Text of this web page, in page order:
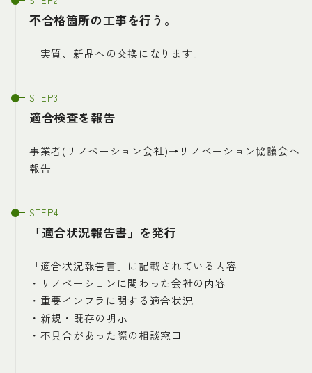
不合格箇所の工事を行う。
実質、新品への交換になります。
適合検査を報告
事業者(リノベーション会社)→リノベーション協議会へ
報告
「適合状況報告書」を発行
「適合状況報告書」に記載されている内容
・リノベーションに関わった会社の内容
・重要インフラに関する適合状況
・新規・既存の明示
・不具合があった際の相談窓口